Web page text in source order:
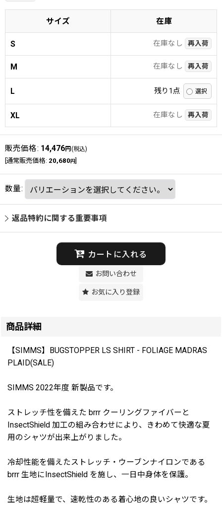
サイズ 在庫
S 在庫なし 再入荷
M 在庫なし 再入荷
L 残り1点
XL 在庫なし 再入荷
販売価格: 14,476円 (税込)
通常販売価格: 20,680円
数量:
返品特約に関する重要事項
カートに入れる
お問い合わせ
お気に入り登録
商品詳細
【SIMMS】BUGSTOPPER LS SHIRT - FOLIAGE MADRAS
PLAID(SALE)
SIMMS 2022年度 新製品です。
ストレッチ性を備えた brrr クーリングファイバーと
InsectShield 加工の組み合わせにより、きわめて快適な夏
用のシャツが出来上がりました。
冷却性能を備えたストレッチ・ウーブンナイロンである
brrr 生地にInsectShield を施し、一日中身体を保護。
生地は超軽量で、速乾性のある着心地の良いシャツです。